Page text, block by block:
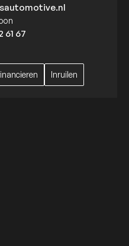
Inruilen
Inruilen
61 67